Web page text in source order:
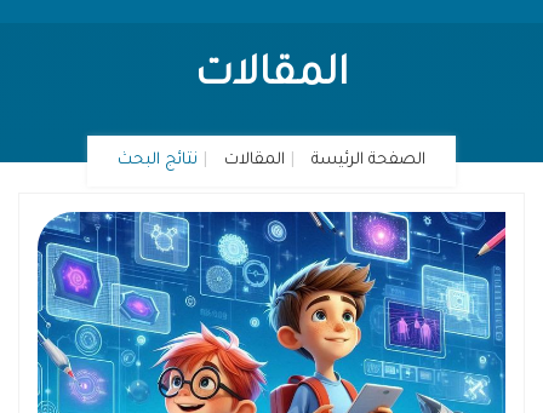
المقالات
الصفحة الرئيسة المقالات نتائج البحث